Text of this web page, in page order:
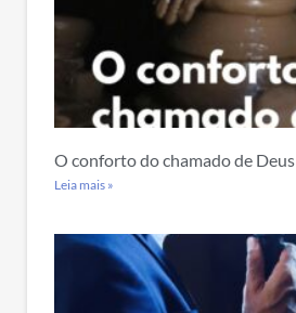
O conforto do chamado de Deus
Leia mais »